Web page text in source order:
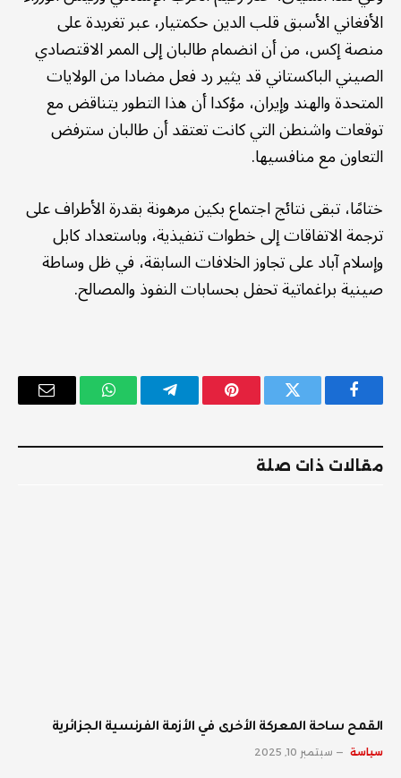
الأفغاني الأسبق قلب الدين حكمتيار، عبر تغريدة على
منصة إكس، من أن انضمام طالبان إلى الممر الاقتصادي
الصيني الباكستاني قد يثير رد فعل مضادا من الولايات
المتحدة والهند وإيران، مؤكدا أن هذا التطور يتناقض مع
توقعات واشنطن التي كانت تعتقد أن طالبان سترفض
التعاون مع منافسيها.
ختامًا، تبقى نتائج اجتماع بكين مرهونة بقدرة الأطراف على
ترجمة الاتفاقات إلى خطوات تنفيذية، وباستعداد كابل
وإسلام آباد على تجاوز الخلافات السابقة، في ظل وساطة
صينية براغماتية تحفل بحسابات النفوذ والمصالح.
فيسبوك تويتر بينتيريستتيلقرام واتساب
البريد
مقالات ذات صلة
القمح ساحة المعركة الأخرى في الأزمة الفرنسية الجزائرية
سياسة سبتمبر 10, 2025